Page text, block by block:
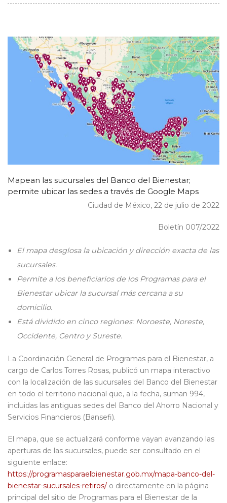
Mapean las sucursales del Banco del Bienestar;
permite ubicar las sedes a través de Google Maps
Ciudad de México, 22 de julio de 2022
Boletín 007/2022
El mapa desglosa la ubicación y dirección exacta de las
sucursales.
Permite a los beneficiarios de los Programas para el
Bienestar ubicar la sucursal más cercana a su
domicilio.
Está dividido en cinco regiones: Noroeste, Noreste,
Occidente, Centro y Sureste.
La Coordinación General de Programas para el Bienestar, a
cargo de Carlos Torres Rosas, publicó un mapa interactivo
con la localización de las sucursales del Banco del Bienestar
en todo el territorio nacional que, a la fecha, suman 994,
incluidas las antiguas sedes del Banco del Ahorro Nacional y
Servicios Financieros (Bansefi).
El mapa, que se actualizará conforme vayan avanzando las
aperturas de las sucursales, puede ser consultado en el
siguiente enlace:
https://programasparaelbienestar.gob.mx/mapa-banco-del-
bienestar-sucursales-retiros/ o directamente en la página
principal del sitio de Programas para el Bienestar de la